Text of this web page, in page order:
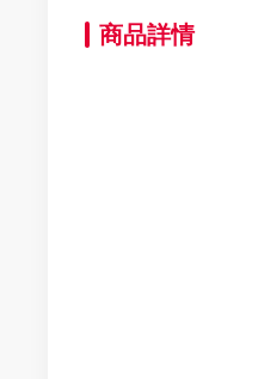
商品詳情